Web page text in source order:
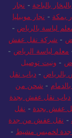
بالباحة - نجار
بمكة - نجار موبيليا
لياسة بالرياض -
- شركة نقل عفش
معلم لياسة الرياض -
- ونيت توصيل
-دباب نقل
- شحن من
دباب نقل عفش بجدة
عفش بجدة - نقل
- نقل عفش من جدة
لخميس مشيط -